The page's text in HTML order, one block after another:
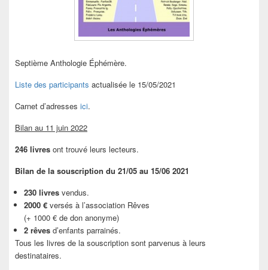
Septième Anthologie Éphémère.
Liste des participants actualisée le 15/05/2021
Carnet d’adresses ici.
Bilan au 11 juin 2022
246 livres ont trouvé leurs lecteurs.
Bilan de la souscription du 21/05 au 15/06 2021
230 livres vendus.
2000 € versés à l’association Rêves
(+ 1000 € de don anonyme)
2 rêves d’enfants parrainés.
Tous les livres de la souscription sont parvenus à leurs
destinataires.